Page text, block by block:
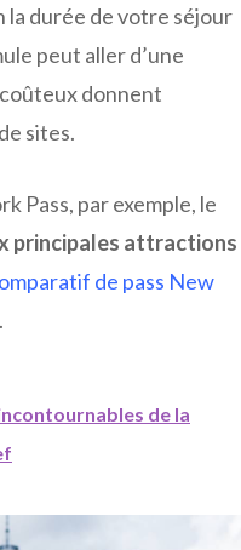
la durée de votre séjour
peut aller d’une
coûteux donnent
sites.
Pass, par exemple, le
principales attractions
de pass New
de la